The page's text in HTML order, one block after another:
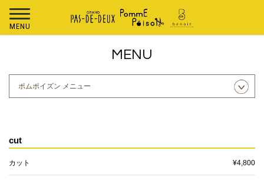
MENU
MENU
cut
カット ¥4,800